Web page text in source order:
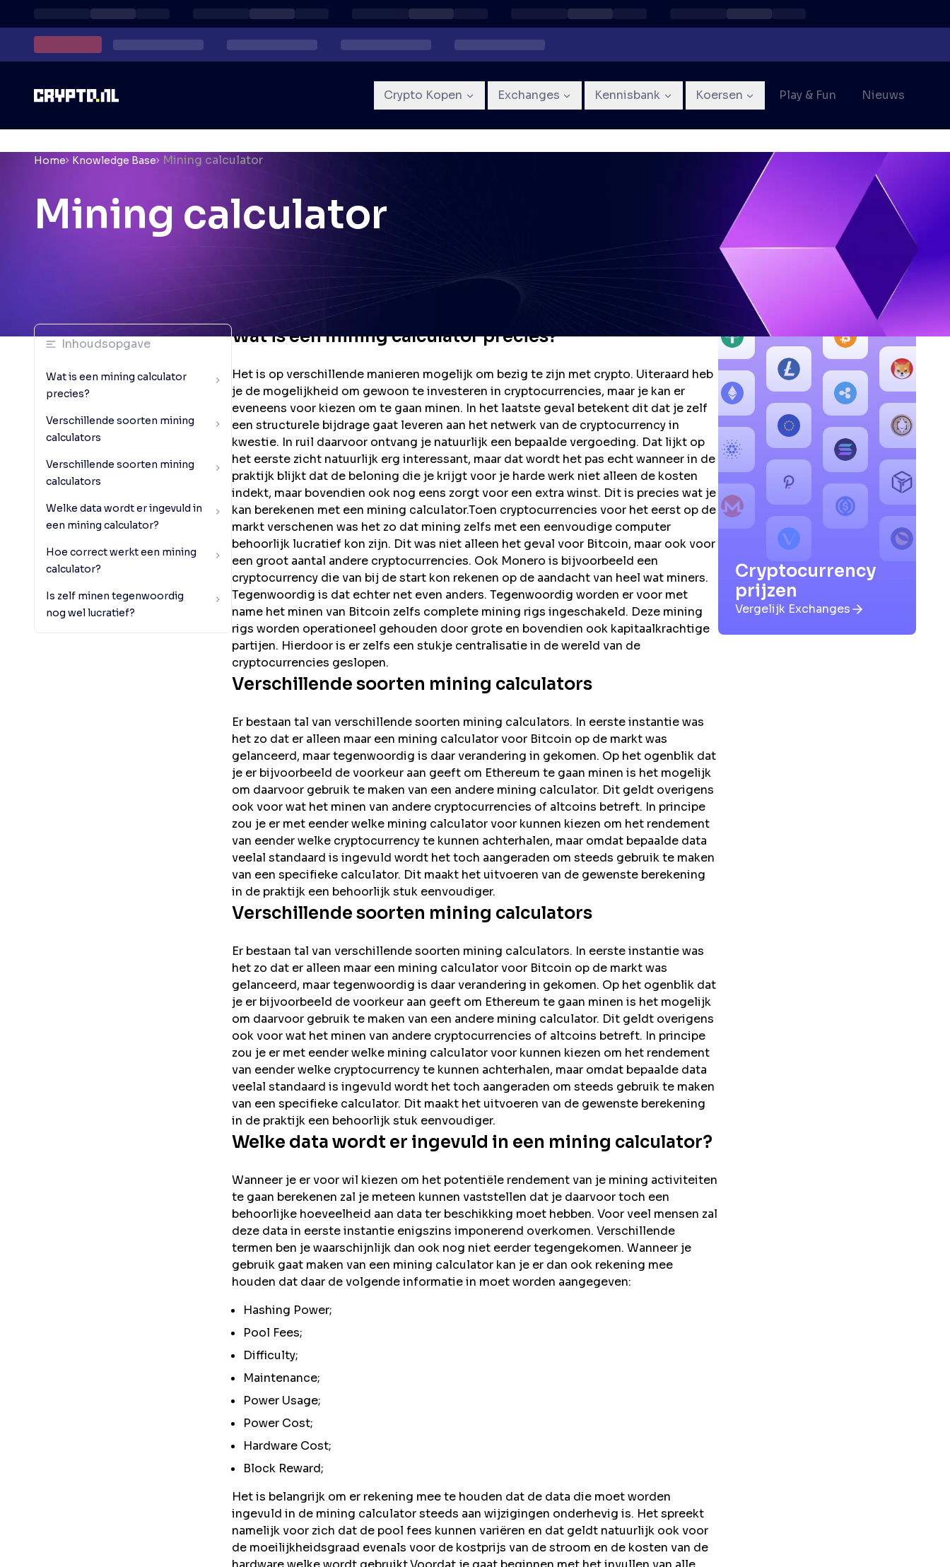
Crypto Kopen Exchanges Kennisbank Koersen Play & Fun Nieuws
Home Knowledge Base Mining calculator
Mining calculator
Inhoudsopgave
Wat is een mining calculator
precies?
Verschillende soorten mining
calculators
Verschillende soorten mining
calculators
Welke data wordt er ingevuld in
een mining calculator?
Hoe correct werkt een mining
calculator?
Is zelf minen tegenwoordig
nog wel lucratief?
Wat is een mining calculator precies?
Het is op verschillende manieren mogelijk om bezig te zijn met crypto. Uiteraard heb
je de mogelijkheid om gewoon te investeren in cryptocurrencies, maar je kan er
eveneens voor kiezen om te gaan minen. In het laatste geval betekent dit dat je zelf
een structurele bijdrage gaat leveren aan het netwerk van de cryptocurrency in
kwestie. In ruil daarvoor ontvang je natuurlijk een bepaalde vergoeding. Dat lijkt op
het eerste zicht natuurlijk erg interessant, maar dat wordt het pas echt wanneer in de
praktijk blijkt dat de beloning die je krijgt voor je harde werk niet alleen de kosten
indekt, maar bovendien ook nog eens zorgt voor een extra winst. Dit is precies wat je
kan berekenen met een mining calculator.Toen cryptocurrencies voor het eerst op de
markt verschenen was het zo dat mining zelfs met een eenvoudige computer
behoorlijk lucratief kon zijn. Dit was niet alleen het geval voor Bitcoin, maar ook voor
een groot aantal andere cryptocurrencies. Ook Monero is bijvoorbeeld een
cryptocurrency die van bij de start kon rekenen op de aandacht van heel wat miners.
Tegenwoordig is dat echter net even anders. Tegenwoordig worden er voor met
name het minen van Bitcoin zelfs complete mining rigs ingeschakeld. Deze mining
rigs worden operationeel gehouden door grote en bovendien ook kapitaalkrachtige
partijen. Hierdoor is er zelfs een stukje centralisatie in de wereld van de
cryptocurrencies geslopen.
Verschillende soorten mining calculators
Er bestaan tal van verschillende soorten mining calculators. In eerste instantie was
het zo dat er alleen maar een mining calculator voor Bitcoin op de markt was
gelanceerd, maar tegenwoordig is daar verandering in gekomen. Op het ogenblik dat
je er bijvoorbeeld de voorkeur aan geeft om Ethereum te gaan minen is het mogelijk
om daarvoor gebruik te maken van een andere mining calculator. Dit geldt overigens
ook voor wat het minen van andere cryptocurrencies of altcoins betreft. In principe
zou je er met eender welke mining calculator voor kunnen kiezen om het rendement
van eender welke cryptocurrency te kunnen achterhalen, maar omdat bepaalde data
veelal standaard is ingevuld wordt het toch aangeraden om steeds gebruik te maken
van een specifieke calculator. Dit maakt het uitvoeren van de gewenste berekening
in de praktijk een behoorlijk stuk eenvoudiger.
Verschillende soorten mining calculators
Er bestaan tal van verschillende soorten mining calculators. In eerste instantie was
het zo dat er alleen maar een mining calculator voor Bitcoin op de markt was
gelanceerd, maar tegenwoordig is daar verandering in gekomen. Op het ogenblik dat
je er bijvoorbeeld de voorkeur aan geeft om Ethereum te gaan minen is het mogelijk
om daarvoor gebruik te maken van een andere mining calculator. Dit geldt overigens
ook voor wat het minen van andere cryptocurrencies of altcoins betreft. In principe
zou je er met eender welke mining calculator voor kunnen kiezen om het rendement
van eender welke cryptocurrency te kunnen achterhalen, maar omdat bepaalde data
veelal standaard is ingevuld wordt het toch aangeraden om steeds gebruik te maken
van een specifieke calculator. Dit maakt het uitvoeren van de gewenste berekening
in de praktijk een behoorlijk stuk eenvoudiger.
Welke data wordt er ingevuld in een mining calculator?
Wanneer je er voor wil kiezen om het potentiële rendement van je mining activiteiten
te gaan berekenen zal je meteen kunnen vaststellen dat je daarvoor toch een
behoorlijke hoeveelheid aan data ter beschikking moet hebben. Voor veel mensen zal
deze data in eerste instantie enigszins imponerend overkomen. Verschillende
termen ben je waarschijnlijk dan ook nog niet eerder tegengekomen. Wanneer je
gebruik gaat maken van een mining calculator kan je er dan ook rekening mee
houden dat daar de volgende informatie in moet worden aangegeven:
Hashing Power;
Pool Fees;
Difficulty;
Maintenance;
Power Usage;
Power Cost;
Hardware Cost;
Block Reward;
Het is belangrijk om er rekening mee te houden dat de data die moet worden
ingevuld in de mining calculator steeds aan wijzigingen onderhevig is. Het spreekt
namelijk voor zich dat de pool fees kunnen variëren en dat geldt natuurlijk ook voor
de moeilijkheidsgraad evenals voor de kostprijs van de stroom en de kosten van de
Cryptocurrency
prijzen
Vergelijk Exchanges